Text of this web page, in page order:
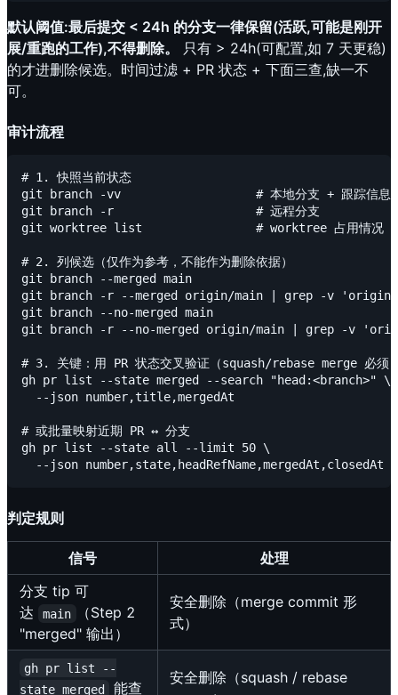
默认阈值:最后提交 < 24h 的分支一律保留(活跃,可能是刚开
展/重跑的工作),不得删除。
只有 > 24h(可配置,如 7 天更稳)
的才进删除候选。时间过滤 + PR 状态 + 下面三查,缺一不
可。
审计流程
# 1. 快照当前状态
git branch -vv                   # 本地分支 + 跟踪信息
git branch -r                    # 远程分支
git worktree list                # worktree 占用情况
# 2. 列候选（仅作为参考，不能作为删除依据）
git branch --merged main
git branch -r --merged origin/main | grep -v 'origin/
git branch --no-merged main
git branch -r --no-merged origin/main | grep -v
# 3. 关键：用 PR 状态交叉验证（squash/rebase merge 必须
gh pr list --state merged --search "head:<branch>" \
  --json number,title,mergedAt
# 或批量映射近期 PR ↔ 分支
gh pr list --state all --limit 50 \
判定规则
信号
处理
分支 tip 可
达
main
（Step 2
"merged" 输出）
安全删除（merge commit 形
式）
gh pr list --
state merged
能查
安全删除（squash / rebase